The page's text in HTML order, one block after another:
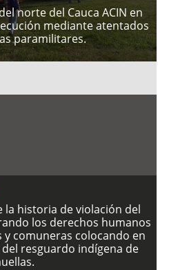
norte del Cauca ACIN en
mediante atentados
paramilitares.
la historia de violación del
los derechos humanos
comuneras colocando en
resguardo indígena de